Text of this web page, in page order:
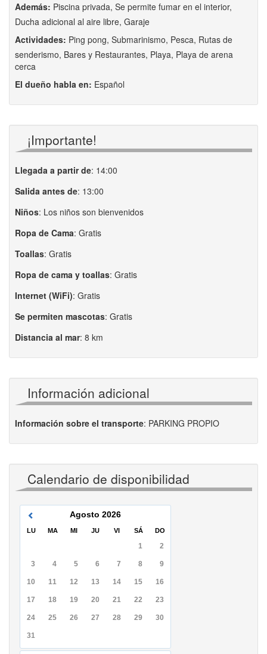
Además: Piscina privada, Se permite fumar en el interior,
Ducha adicional al aire libre, Garaje
Actividades: Ping pong, Submarinismo, Pesca, Rutas de
senderismo, Bares y Restaurantes, Playa, Playa de arena
cerca
El dueño habla en: Español
¡Importante!
Llegada a partir de: 14:00
Salida antes de: 13:00
Niños: Los niños son bienvenidos
Ropa de Cama: Gratis
Toallas: Gratis
Ropa de cama y toallas: Gratis
Internet (WiFi): Gratis
Se permiten mascotas: Gratis
Distancia al mar: 8 km
Información adicional
Información sobre el transporte: PARKING PROPIO
Calendario de disponibilidad
Agosto 2026
LU MA MI JU VI SÁ DO
1 2
3 4 5 6 7 8 9
10 11 12 13 14 15 16
17 18 19 20 21 22 23
24 25 26 27 28 29 30
31